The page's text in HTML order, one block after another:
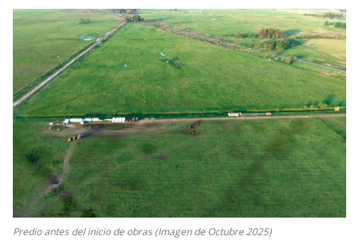
Predio antes del inicio de obras (Imagen de Octubre 2025)